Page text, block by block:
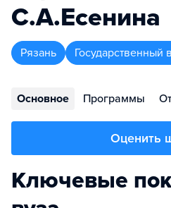
С.А.Есенина
Рязань Государственный
Основное Программы
Оценить
Ключевые